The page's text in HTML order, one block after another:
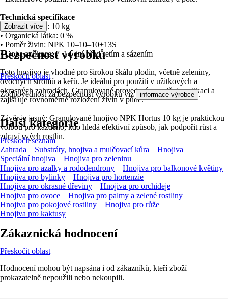
Technická specifikace
• Obsah balení: 10 kg
• Organická látka: 0 %
• Poměr živin: NPK 10–10–10+13S
• Doba aplikace: 7–14 dní před setím a sázením
Toto hnojivo je vhodné pro širokou škálu plodin, včetně zeleniny,
ovocných stromů a keřů. Je ideální pro použití v užitkových a
okrasných zahradách. Granulované provedení usnadňuje aplikaci a
zajišťuje rovnoměrné rozložení živin v půdě.
Závěr je jasný: Granulované hnojivo NPK Hortus 10 kg je praktickou
volbou pro každého, kdo hledá efektivní způsob, jak podpořit růst a
zdraví svých rostlin.
Zobrazit více
Bezpečnost výrobků
Přeskočit oblast
Zodpovědnost za bezpečnost výrobku viz informace výrobce .
Další kategorie
Přeskočit seznam
Zahrada
Substráty, hnojiva a mulčovací kůra
Hnojiva
Speciální hnojiva
Hnojiva pro zeleninu
Hnojiva pro azalky a rododendrony
Hnojiva pro balkonové květiny
Hnojiva pro bylinky
Hnojiva pro hortenzie
Hnojiva pro okrasné dřeviny
Hnojiva pro orchideje
Hnojiva pro ovoce
Hnojiva pro palmy a zelené rostliny
Hnojiva pro pokojové rostliny
Hnojiva pro růže
Hnojiva pro kaktusy
Zákaznická hodnocení
Přeskočit oblast
Hodnocení mohou být napsána i od zákazníků, kteří zboží
prokazatelně nepoužili nebo nekoupili.